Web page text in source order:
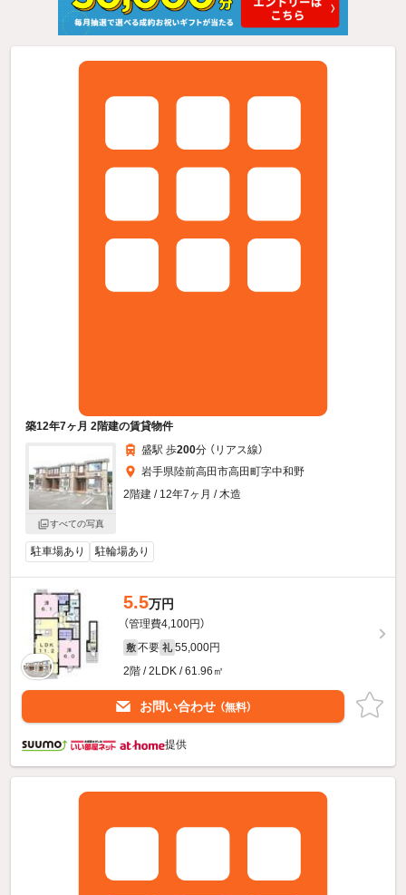
築12年7ヶ月 2階建の賃貸物件
すべての写真
盛駅 歩200分 （リアス線）
岩手県陸前高田市高田町字中和野
2階建 / 12年7ヶ月 / 木造
駐車場あり 駐輪場あり
5.5万円
（管理費4,100円）
敷 不要 礼 55,000円
2階 / 2LDK / 61.96㎡
お問い合わせ （無料）
提供